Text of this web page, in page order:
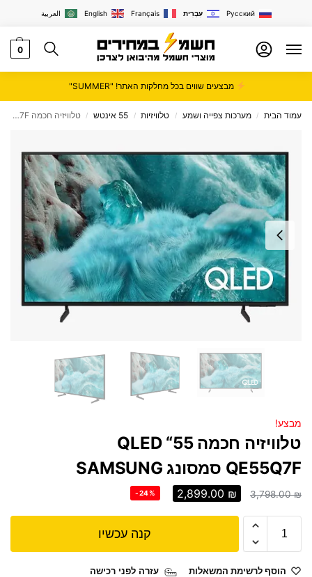
العربية English Français עִבְרִית Русский
0
מבצעים שווים בכל מחלקות האתר! "SUMMER"
עמוד הבית / מערכות צפייה ושמע / טלוויזיות / 55 אינטש / טלוויזיה חכמה QLED “55 QE55Q7F סמסונג SAMSUNG
מבצע!
טלוויזיה חכמה QLED “55
QE55Q7F סמסונג SAMSUNG
3,798.00₪
2,899.00 ₪
-24%
קנה עכשיו
הוסף לרשימת המשאלות עזרה לפני רכישה